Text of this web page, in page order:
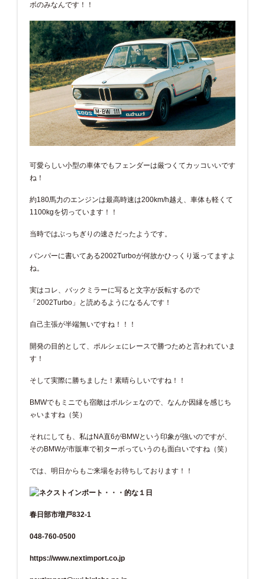
ボのみなんです！！
可愛らしい小型の車体でもフェンダーは厳つくてカッコいいです
ね！
約180馬力のエンジンは最高時速は200km/h越え、車体も軽くて
1100kgを切っています！！
当時ではぶっちぎりの速さだったようです。
バンパーに書いてある2002Turboが何故かひっくり返ってますよ
ね。
実はコレ、バックミラーに写ると文字が反転するので
「2002Turbo」と読めるようになるんです！
自己主張が半端無いですね！！！
開発の目的として、ポルシェにレースで勝つためと言われていま
す！
そして実際に勝ちました！素晴らしいですね！！
BMWでもミニでも宿敵はポルシェなので、なんか因縁を感じち
ゃいますね（笑）
それにしても、私はNA直6がBMWという印象が強いのですが、
そのBMWが市販車で初ターボっていうのも面白いですね（笑）
では、明日からもご来場をお待ちしております！！
春日部市増戸832-1
048-760-0500
https://www.nextimport.co.jp